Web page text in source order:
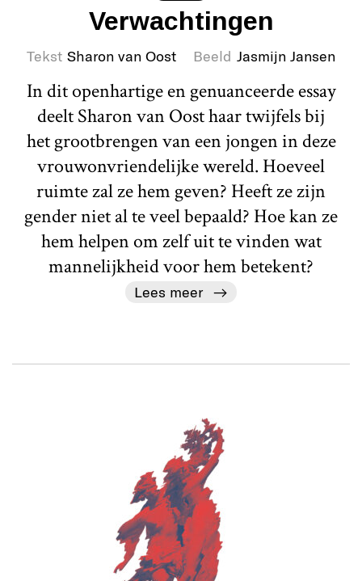
Verwachtingen
Tekst Sharon van Oost Beeld Jasmijn Jansen
In dit openhartige en genuanceerde essay
deelt Sharon van Oost haar twijfels bij
het grootbrengen van een jongen in deze
vrouwonvriendelijke wereld. Hoeveel
ruimte zal ze hem geven? Heeft ze zijn
gender niet al te veel bepaald? Hoe kan ze
hem helpen om zelf uit te vinden wat
mannelijkheid voor hem betekent?
Lees meer